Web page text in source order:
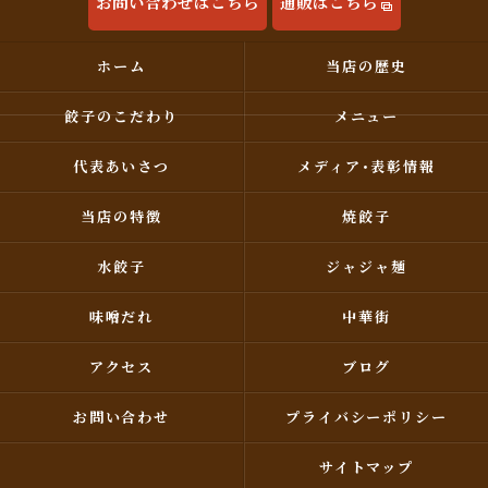
ホーム 当店の歴史
餃子のこだわり メニュー
代表あいさつ メディア･表彰情報
当店の特徴 焼餃子
水餃子 ジャジャ麺
味噌だれ 中華街
アクセス ブログ
お問い合わせ プライバシーポリシー
サイトマップ